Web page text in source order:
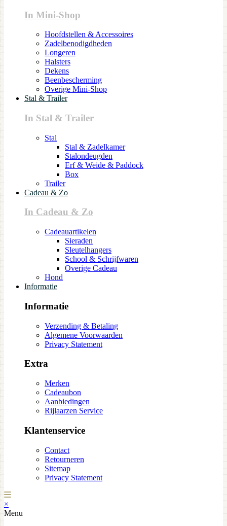
In Mini-Shop
Hoofdstellen & Accessoires
Zadelbenodigdheden
Longeren
Halsters
Dekens
Beenbescherming
Overige Mini-Shop
Stal & Trailer
In Stal & Trailer
Stal
Stal & Zadelkamer
Stalondeugden
Erf & Weide & Paddock
Box
Trailer
Cadeau & Zo
In Cadeau & Zo
Cadeauartikelen
Sieraden
Sleutelhangers
School & Schrijfwaren
Overige Cadeau
Hond
Informatie
Informatie
Verzending & Betaling
Algemene Voorwaarden
Privacy Statement
Extra
Merken
Cadeaubon
Aanbiedingen
Rijlaarzen Service
Klantenservice
Contact
Retourneren
Sitemap
Privacy Statement
×
Menu